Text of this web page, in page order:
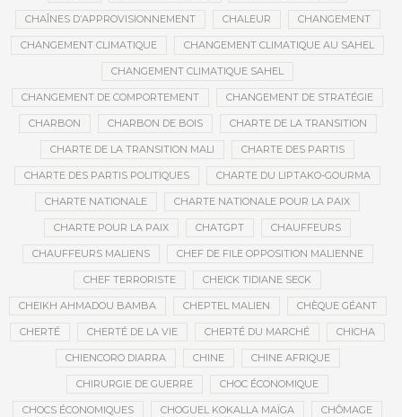
CHAÎNES D’APPROVISIONNEMENT CHALEUR CHANGEMENT
CHANGEMENT CLIMATIQUE CHANGEMENT CLIMATIQUE AU SAHEL
CHANGEMENT CLIMATIQUE SAHEL
CHANGEMENT DE COMPORTEMENT CHANGEMENT DE STRATÉGIE
CHARBON CHARBON DE BOIS CHARTE DE LA TRANSITION
CHARTE DE LA TRANSITION MALI CHARTE DES PARTIS
CHARTE DES PARTIS POLITIQUES CHARTE DU LIPTAKO-GOURMA
CHARTE NATIONALE CHARTE NATIONALE POUR LA PAIX
CHARTE POUR LA PAIX CHATGPT CHAUFFEURS
CHAUFFEURS MALIENS CHEF DE FILE OPPOSITION MALIENNE
CHEF TERRORISTE CHEICK TIDIANE SECK
CHEIKH AHMADOU BAMBA CHEPTEL MALIEN CHÈQUE GÉANT
CHERTÉ CHERTÉ DE LA VIE CHERTÉ DU MARCHÉ CHICHA
CHIENCORO DIARRA CHINE CHINE AFRIQUE
CHIRURGIE DE GUERRE CHOC ÉCONOMIQUE
CHOCS ÉCONOMIQUES CHOGUEL KOKALLA MAÏGA CHÔMAGE